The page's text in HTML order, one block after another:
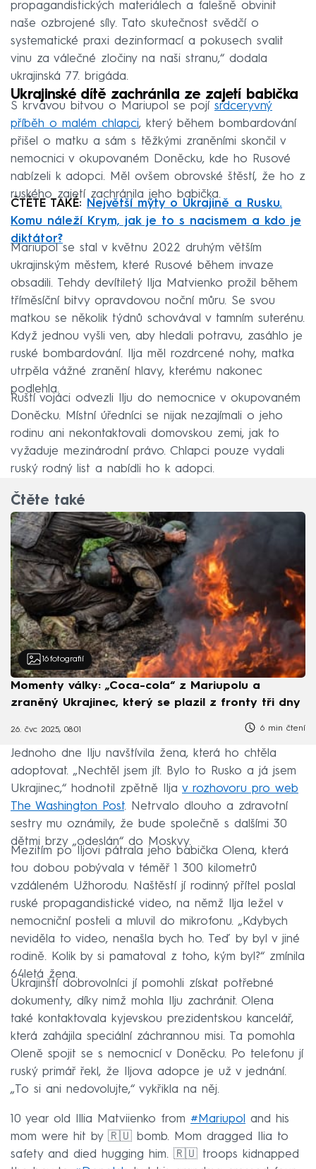
propagandistických materiálech a falešně obvinit
naše ozbrojené síly. Tato skutečnost svědčí o
systematické praxi dezinformací a pokusech svalit
vinu za válečné zločiny na naši stranu,“ dodala
ukrajinská 77. brigáda.
Ukrajinské dítě zachránila ze zajetí babička
S krvavou bitvou o Mariupol se pojí srdceryvný
příběh o malém chlapci, který během bombardování
přišel o matku a sám s těžkými zraněními skončil v
nemocnici v okupovaném Doněcku, kde ho Rusové
nabízeli k adopci. Měl ovšem obrovské štěstí, že ho z
ruského zajetí zachránila jeho babička.
ČTĚTE TAKÉ:
Největší mýty o Ukrajině a Rusku.
Komu náleží Krym, jak je to s nacismem a kdo je
diktátor?
Mariupol se stal v květnu 2022 druhým větším
ukrajinským městem, které Rusové během invaze
obsadili. Tehdy devítiletý Ilja Matvienko prožil během
tříměsíční bitvy opravdovou noční můru. Se svou
matkou se několik týdnů schovával v tamním suterénu.
Když jednou vyšli ven, aby hledali potravu, zasáhlo je
ruské bombardování. Ilja měl rozdrcené nohy, matka
utrpěla vážné zranění hlavy, kterému nakonec
podlehla.
Ruští vojáci odvezli Ilju do nemocnice v okupovaném
Doněcku. Místní úředníci se nijak nezajímali o jeho
rodinu ani nekontaktovali domovskou zemi, jak to
vyžaduje mezinárodní právo. Chlapci pouze vydali
ruský rodný list a nabídli ho k adopci.
Čtěte také
16 fotografií
Momenty války: „Coca-cola“ z Mariupolu a
zraněný Ukrajinec, který se plazil z fronty tři dny
26. čvc 2025, 08:01 6 min čtení
Jednoho dne Ilju navštívila žena, která ho chtěla
adoptovat. „Nechtěl jsem jít. Bylo to Rusko a já jsem
Ukrajinec,“ hodnotil zpětně Ilja v rozhovoru pro web
The Washington Post. Netrvalo dlouho a zdravotní
sestry mu oznámily, že bude společně s dalšími 30
dětmi brzy „odeslán“ do Moskvy.
Mezitím po Iljovi pátrala jeho babička Olena, která
tou dobou pobývala v téměř 1 300 kilometrů
vzdáleném Užhorodu. Naštěstí jí rodinný přítel poslal
ruské propagandistické video, na němž Ilja ležel v
nemocniční posteli a mluvil do mikrofonu. „Kdybych
neviděla to video, nenašla bych ho. Teď by byl v jiné
rodině. Kolik by si pamatoval z toho, kým byl?“ zmínila
64letá žena.
Ukrajinští dobrovolníci jí pomohli získat potřebné
dokumenty, díky nimž mohla Ilju zachránit. Olena
také kontaktovala kyjevskou prezidentskou kancelář,
která zahájila speciální záchrannou misi. Ta pomohla
Oleně spojit se s nemocnicí v Doněcku. Po telefonu jí
ruský primář řekl, že Iljova adopce je už v jednání.
„To si ani nedovolujte,“ vykřikla na něj.
10 year old Illia Matviienko from #Mariupol
and his
mom were hit by 🇷🇺 bomb. Mom dragged Ilia to
safety and died hugging him. 🇷🇺 troops kidnapped